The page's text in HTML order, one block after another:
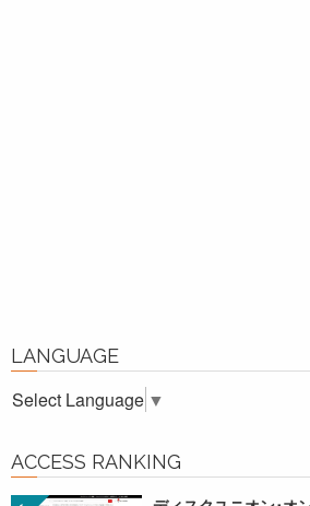
LANGUAGE
Select Language ▼
ACCESS RANKING